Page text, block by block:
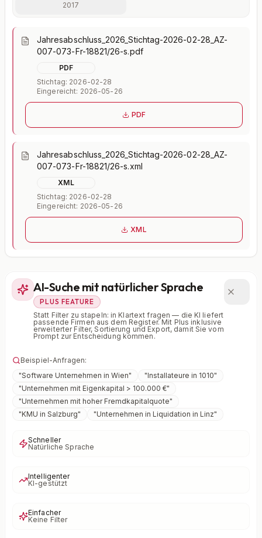
2017
Jahresabschluss_2026_Stichtag-2026-02-28_AZ-
007-073-Fr-18821/26-s.pdf
PDF
Stichtag: 2026-02-28
Eingereicht: 2026-05-26
PDF
Jahresabschluss_2026_Stichtag-2026-02-28_AZ-
007-073-Fr-18821/26-s.xml
XML
Stichtag: 2026-02-28
Eingereicht: 2026-05-26
XML
AI-Suche mit natürlicher Sprache
PLUS FEATURE
Statt Filter zu stapeln: in Klartext fragen — die KI liefert
passende Firmen aus dem Register. Mit Plus inklusive
erweiterter Filter, Sortierung und Export, damit Sie vom
Prompt zur Entscheidung kommen.
Beispiel-Anfragen:
"Software Unternehmen in Wien" "Installateure in 1010"
"Unternehmen mit Eigenkapital > 100.000 €"
"Unternehmen mit hoher Fremdkapitalquote"
"KMU in Salzburg" "Unternehmen in Liquidation in Linz"
Schneller
Natürliche Sprache
Intelligenter
KI-gestützt
Einfacher
Keine Filter